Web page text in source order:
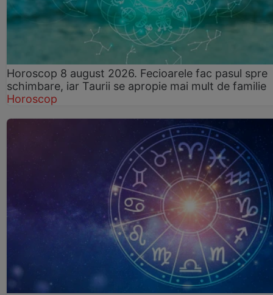
Horoscop 8 august 2026. Fecioarele fac pasul spre
schimbare, iar Taurii se apropie mai mult de familie
Horoscop